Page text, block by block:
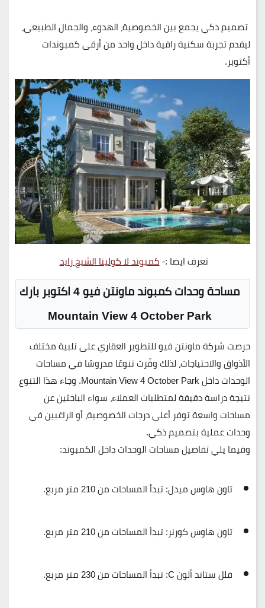
تصميم ذكي يجمع بين الخصوصية، الهدوء، والجمال الطبيعي،
ليقدم تجربة سكنية راقية داخل واحد من أرقى كمبوندات
أكتوبر.
تعرف ايضا :-كمبوند لا كولينا الشيخ زايد
مساحة وحدات كمبوند ماونتن فيو 4 اكتوبر بارك
Mountain View 4 October Park
حرصتشركة ماونتن فيو للتطوير العقاريعلى تلبية مختلف
الأذواق والاحتياجات، لذلك وفّرت تنوعًا مدروسًا في مساحات
الوحدات داخلMountain View 4 October Park. وجاء هذا التنوع
نتيجة دراسة دقيقة لمتطلبات العملاء، سواء الباحثين عن
مساحات واسعة توفر أعلى درجات الخصوصية، أو الراغبين في
وحدات عملية بتصميم ذكي.
وفيما يلي تفاصيل مساحات الوحدات داخل الكمبوند:
تاون هاوس ميدل: تبدأ المساحات من210 متر مربع .
تاون هاوس كورنر: تبدأ المساحات من210 متر مربع .
فلل ستاند ألون C : تبدأ المساحات من230 متر مربع .